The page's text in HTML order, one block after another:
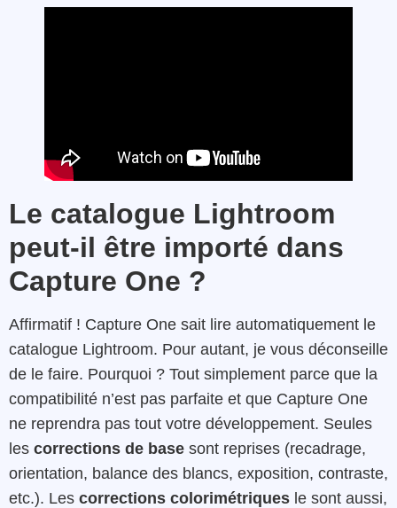
Le catalogue Lightroom
peut-il être importé dans
Capture One ?
Affirmatif ! Capture One sait lire automatiquement le
catalogue Lightroom. Pour autant, je vous déconseille
de le faire. Pourquoi ? Tout simplement parce que la
compatibilité n’est pas parfaite et que Capture One
ne reprendra pas tout votre développement. Seules
les corrections de base sont reprises (recadrage,
orientation, balance des blancs, exposition, contraste,
etc.). Les corrections colorimétriques le sont aussi,